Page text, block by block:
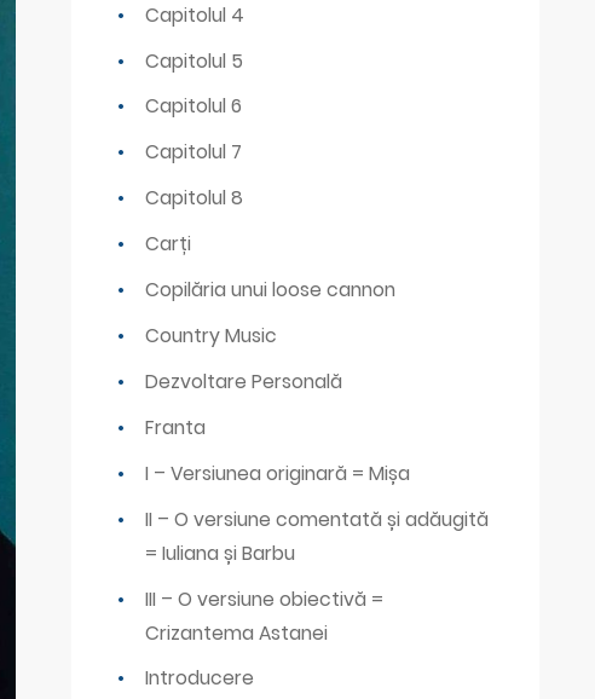
Capitolul 4
Capitolul 5
Capitolul 6
Capitolul 7
Capitolul 8
Carți
Copilăria unui loose cannon
Country Music
Dezvoltare Personală
Franta
I – Versiunea originară = Mișa
II – O versiune comentată și adăugită
= Iuliana și Barbu
III – O versiune obiectivă =
Crizantema Astanei
Introducere